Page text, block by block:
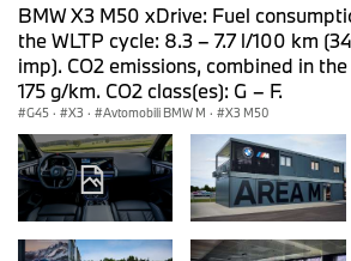
BMW X3 M50 xDrive: Fuel
the WLTP cycle: 8.3 – 7.7 l/100 km
imp). CO2 emissions, combined in
175 g/km. CO2 class(es): G – F.
G45 · X3 · Avtomobili BMW M · X3 M50